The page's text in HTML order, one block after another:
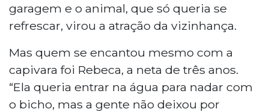
garagem e o animal, que só queria se
refrescar, virou a atração da vizinhança.
Mas quem se encantou mesmo com a
capivara foi Rebeca, a neta de três anos.
“Ela queria entrar na água para nadar com
o bicho, mas a gente não deixou por